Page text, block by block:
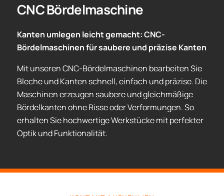
CNC Bördelmaschine
Kanten umlegen leicht gemacht: CNC-
Bördelmaschinen für saubere und präzise Kanten
Mit unseren CNC-Bördelmaschinen bearbeiten Sie
Bleche und Kanten schnell, einfach und präzise. Die
Maschinen erzeugen saubere und gleichmäßige
Bördelkanten ohne Risse oder Verformungen. So
erhalten Sie hochwertige Werkstücke mit perfekter
Optik und Funktionalität.